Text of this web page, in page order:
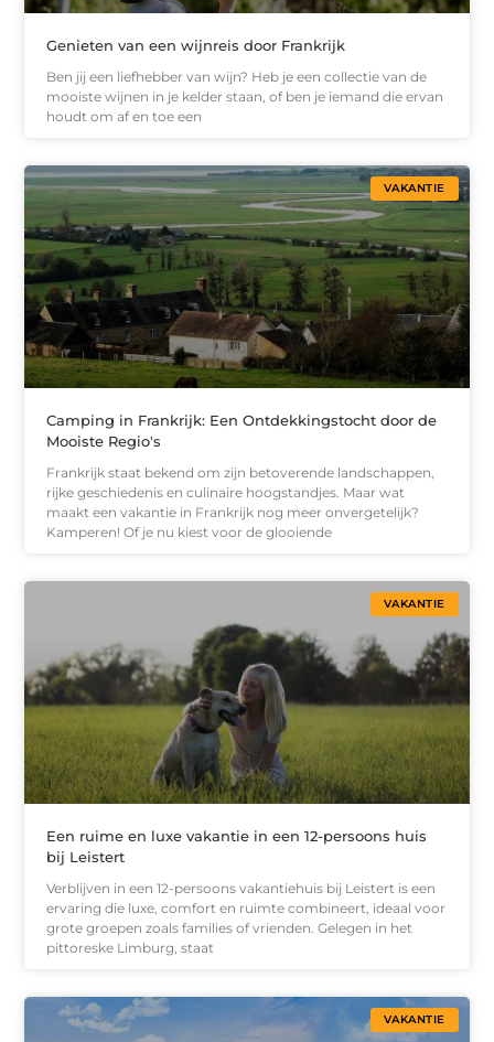
Genieten van een wijnreis door Frankrijk
Ben jij een liefhebber van wijn? Heb je een collectie van de
mooiste wijnen in je kelder staan, of ben je iemand die ervan
houdt om af en toe een
VAKANTIE
Camping in Frankrijk: Een Ontdekkingstocht door de
Mooiste Regio's
Frankrijk staat bekend om zijn betoverende landschappen,
rijke geschiedenis en culinaire hoogstandjes. Maar wat
maakt een vakantie in Frankrijk nog meer onvergetelijk?
Kamperen! Of je nu kiest voor de glooiende
VAKANTIE
Een ruime en luxe vakantie in een 12-persoons huis
bij Leistert
Verblijven in een 12-persoons vakantiehuis bij Leistert is een
ervaring die luxe, comfort en ruimte combineert, ideaal voor
grote groepen zoals families of vrienden. Gelegen in het
pittoreske Limburg, staat
VAKANTIE